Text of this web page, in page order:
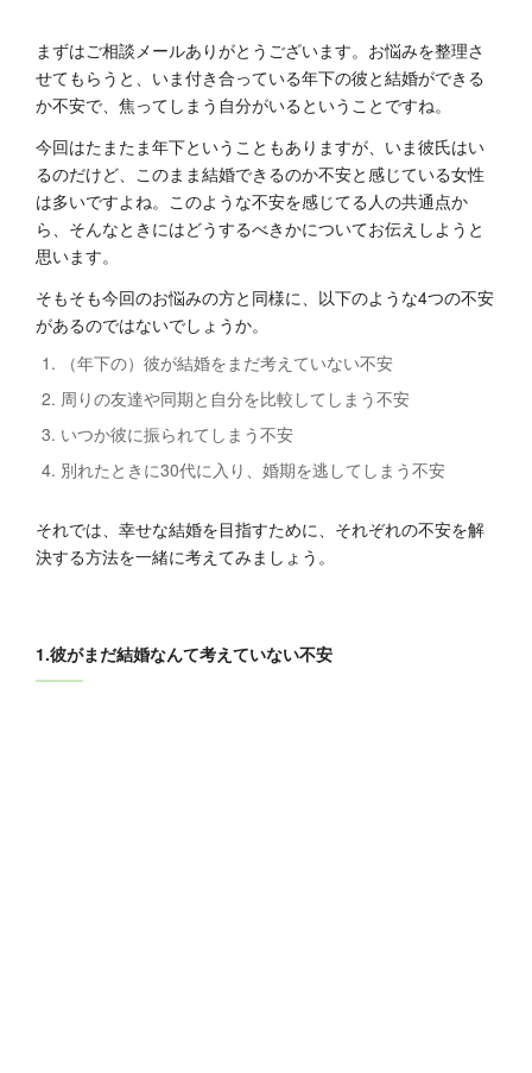
まずはご相談メールありがとうございます。お悩みを整理さ
せてもらうと、いま付き合っている年下の彼と結婚ができる
か不安で、焦ってしまう自分がいるということですね。
今回はたまたま年下ということもありますが、いま彼氏はい
るのだけど、このまま結婚できるのか不安と感じている女性
は多いですよね。このような不安を感じてる人の共通点か
ら、そんなときにはどうするべきかについてお伝えしようと
思います。
そもそも今回のお悩みの方と同様に、以下のような4つの不安
があるのではないでしょうか。
（年下の）彼が結婚をまだ考えていない不安
周りの友達や同期と自分を比較してしまう不安
いつか彼に振られてしまう不安
別れたときに30代に入り、婚期を逃してしまう不安
それでは、幸せな結婚を目指すために、それぞれの不安を解
決する方法を一緒に考えてみましょう。
1.彼がまだ結婚なんて考えていない不安